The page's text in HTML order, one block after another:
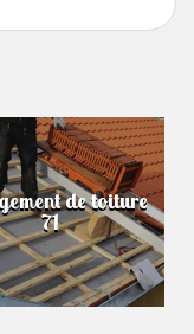
de toiture
71